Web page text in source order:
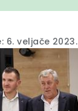
6. veljače 2023.